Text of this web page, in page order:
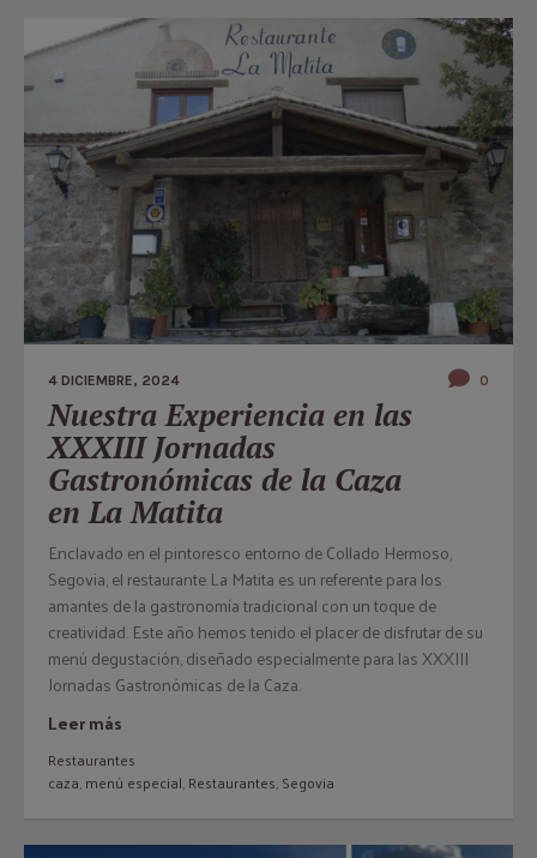
4 DICIEMBRE, 2024 0
Nuestra Experiencia en las
XXXIII Jornadas
Gastronómicas de la Caza
en La Matita
Enclavado en el pintoresco entorno de Collado Hermoso,
Segovia, el restaurante La Matita es un referente para los
amantes de la gastronomía tradicional con un toque de
creatividad. Este año hemos tenido el placer de disfrutar de su
menú degustación, diseñado especialmente para las XXXIII
Jornadas Gastronómicas de la Caza.
Leer más
Restaurantes
caza,menú especial,Restaurantes,Segovia